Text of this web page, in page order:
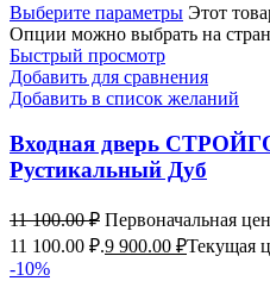
Выберите параметры Этот
Опции можно выбрать на
Быстрый просмотр
Добавить для сравнения
Добавить в список желаний
Входная дверь
Рустикальный Дуб
11 100.00₽ Первоначальная
11 100.00 ₽.9 900.00 ₽Текущая
-10%